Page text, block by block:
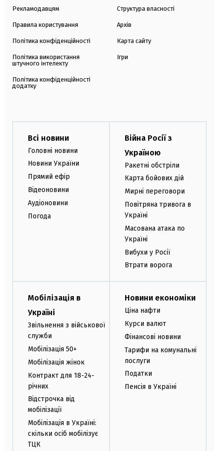
Рекламодавцям
Правила користування
Політика конфіденційності
Політика використання
штучного інтелекту
Політика конфіденційності
додатку
Структура власності
Архів
Карта сайту
Ігри
Всі новини
Головні новини
Новини України
Прямий ефір
Відеоновини
Аудіоновини
Погода
Війна Росії з
Україною
Ракетні обстріли
Карта бойових дій
Мирні переговори
Повітряна тривога в
Україні
Масована атака по
Україні
Вибухи у Росії
Втрати ворога
Мобілізація в
Україні
Звільнення з військової
служби
Мобілізація 50+
Мобілізація жінок
Контракт для 18-24-
річних
Відстрочка від
мобілізації
Мобілізація в Україні:
скільки осіб мобілізує
ТЦК
Новини економіки
Ціна нафти
Курси валют
Фінансові новини
Тарифи на комунальні
послуги
Податки
Пенсія в Україні